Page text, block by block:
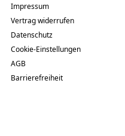
Impressum
Vertrag widerrufen
Datenschutz
Cookie-Einstellungen
AGB
Barrierefreiheit